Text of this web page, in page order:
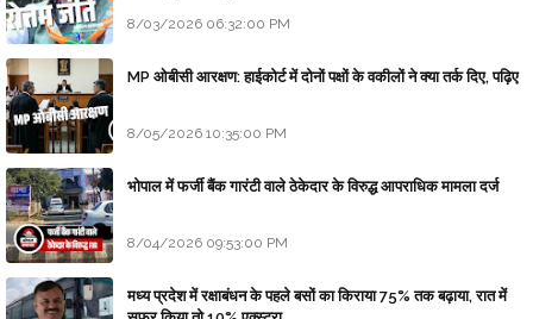
8/03/2026 06:32:00 PM
MP ओबीसी आरक्षण: हाईकोर्ट में दोनों पक्षों के वकीलों ने क्या तर्क दिए, पढ़िए
8/05/2026 10:35:00 PM
भोपाल में फर्जी बैंक गारंटी वाले ठेकेदार के विरुद्ध आपराधिक मामला दर्ज
8/04/2026 09:53:00 PM
मध्य प्रदेश में रक्षाबंधन के पहले बसों का किराया 75% तक बढ़ाया, रात में